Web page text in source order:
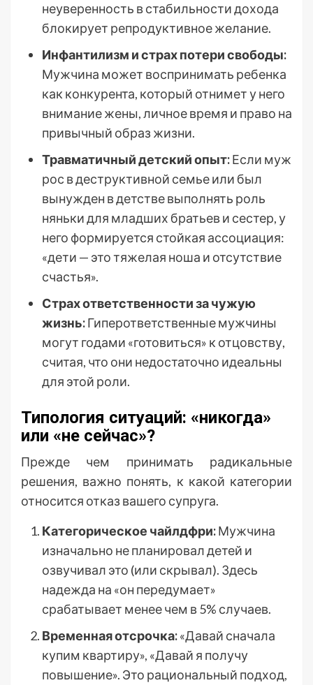
неуверенность в стабильности дохода
блокирует репродуктивное желание.
Инфантилизм и страх потери свободы:
Мужчина может воспринимать ребенка
как конкурента, который отнимет у него
внимание жены, личное время и право на
привычный образ жизни.
Травматичный детский опыт:Если муж
рос в деструктивной семье или был
вынужден в детстве выполнять роль
няньки для младших братьев и сестер, у
него формируется стойкая ассоциация:
«дети — это тяжелая ноша и отсутствие
счастья».
Страх ответственности за чужую
жизнь:Гиперответственные мужчины
могут годами «готовиться» к отцовству,
считая, что они недостаточно идеальны
для этой роли.
Типология ситуаций: «никогда»
или «не сейчас»?
Прежде чем принимать радикальные
решения, важно понять, к какой категории
относится отказ вашего супруга.
Категорическое чайлдфри:Мужчина
изначально не планировал детей и
озвучивал это (или скрывал). Здесь
надежда на «он передумает»
срабатывает менее чем в 5% случаев.
Временная отсрочка:«Давай сначала
купим квартиру», «Давай я получу
повышение». Это рациональный подход,